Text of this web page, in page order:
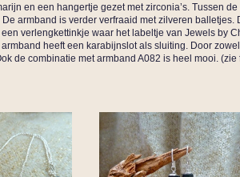
en een hangertje gezet met zirconia’s. Tussen
armband is verder verfraaid met zilveren
verlengkettinkje waar het labeltje van Jewels by
heeft een karabijnslot als sluiting. Door
de combinatie met armband A082 is heel mooi. (zie